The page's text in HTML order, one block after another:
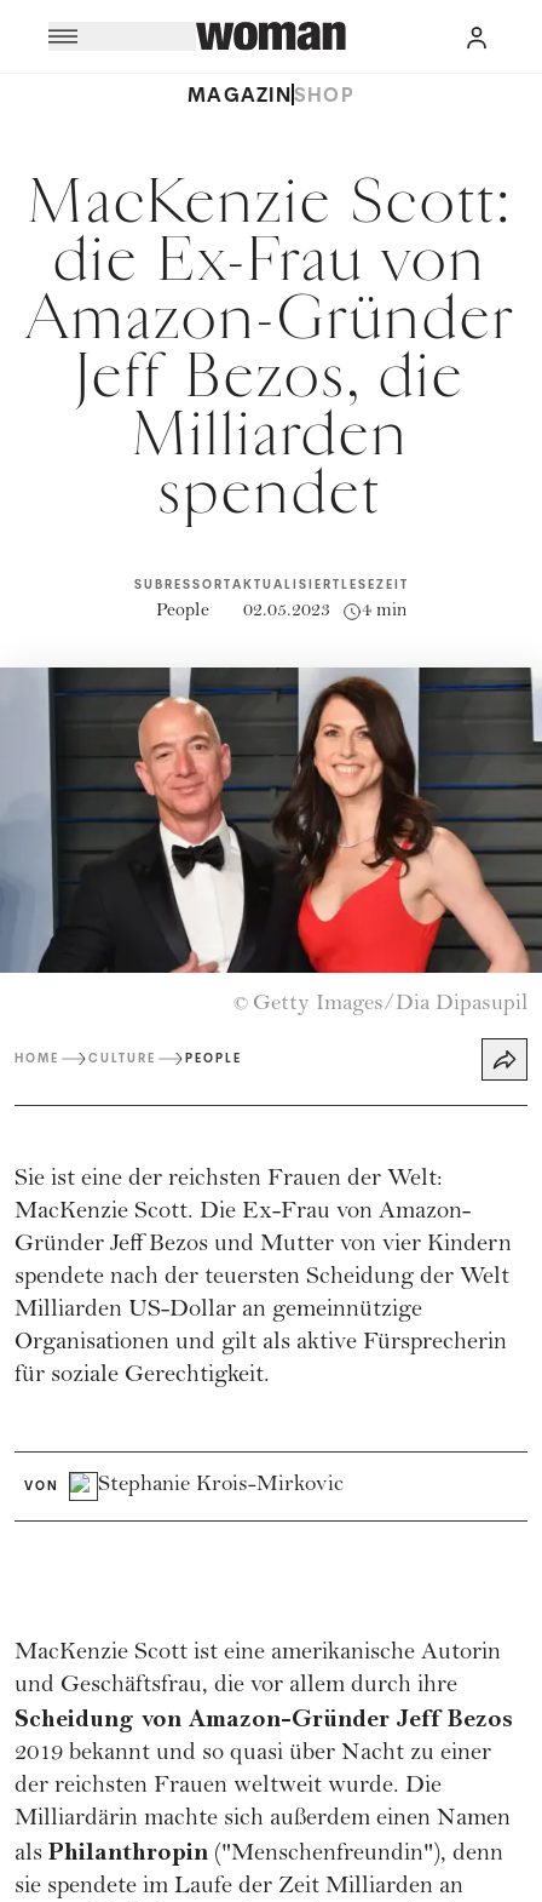
MAGAZINSHOP
MacKenzie Scott:
die Ex-Frau von
Amazon-Gründer
Jeff Bezos, die
Milliarden
spendet
SUBRESSORT
People
AKTUALISIERT
02.05.2023
LESEZEIT
4 min
© Getty Images/Dia Dipasupil
HOME CULTURE PEOPLE
Sie ist eine der reichsten Frauen der Welt:
MacKenzie Scott. Die Ex-Frau von Amazon-
Gründer Jeff Bezos und Mutter von vier Kindern
spendete nach der teuersten Scheidung der Welt
Milliarden US-Dollar an gemeinnützige
Organisationen und gilt als aktive Fürsprecherin
für soziale Gerechtigkeit.
VON Stephanie Krois-Mirkovic
MacKenzie Scott ist eine amerikanische Autorin
und Geschäftsfrau, die vor allem durch ihre
Scheidung von Amazon-Gründer Jeff Bezos
2019 bekannt und so quasi über Nacht zu einer
der reichsten Frauen weltweit wurde. Die
Milliardärin machte sich außerdem einen Namen
als Philanthropin ("Menschenfreundin"), denn
sie spendete im Laufe der Zeit Milliarden an